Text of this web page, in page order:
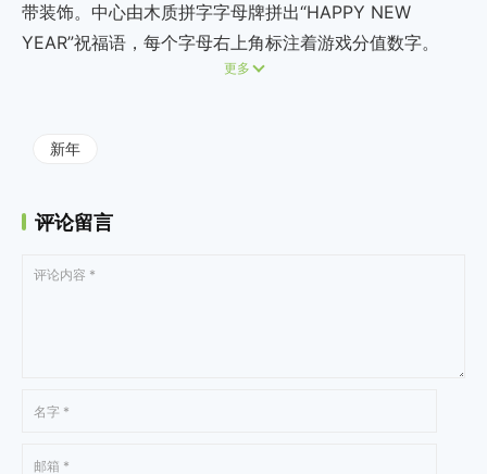
带装饰。中心由木质拼字字母牌拼出“HAPPY NEW
YEAR”祝福语，每个字母右上角标注着游戏分值数字。
更多
新年
评论留言